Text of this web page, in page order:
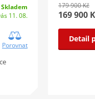
Skladem
11. 08.
Porovnat
179 900 Kč
169 900
Detail